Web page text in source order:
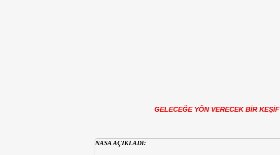
GELECEĞE YÖN VERECEK BİR KEŞİF
NASA AÇIKLADI: